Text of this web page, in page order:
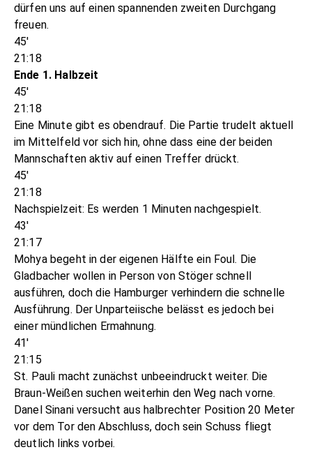
dürfen uns auf einen spannenden zweiten Durchgang
freuen.
45'
21:18
Ende 1. Halbzeit
45'
21:18
Eine Minute gibt es obendrauf. Die Partie trudelt aktuell
im Mittelfeld vor sich hin, ohne dass eine der beiden
Mannschaften aktiv auf einen Treffer drückt.
45'
21:18
Nachspielzeit: Es werden 1 Minuten nachgespielt.
43'
21:17
Mohya begeht in der eigenen Hälfte ein Foul. Die
Gladbacher wollen in Person von Stöger schnell
ausführen, doch die Hamburger verhindern die schnelle
Ausführung. Der Unparteiische belässt es jedoch bei
einer mündlichen Ermahnung.
41'
21:15
St. Pauli macht zunächst unbeeindruckt weiter. Die
Braun-Weißen suchen weiterhin den Weg nach vorne.
Danel Sinani versucht aus halbrechter Position 20 Meter
vor dem Tor den Abschluss, doch sein Schuss fliegt
deutlich links vorbei.